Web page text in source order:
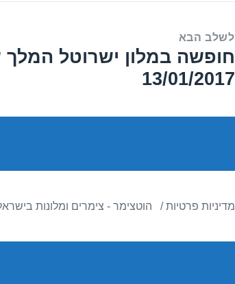
לשלב הבא
הפוסט
הבא:
חופשה במלון ישרוטל
13/01/2017
מדיניות פרטיות הוטצימר - צימרים ומלונות